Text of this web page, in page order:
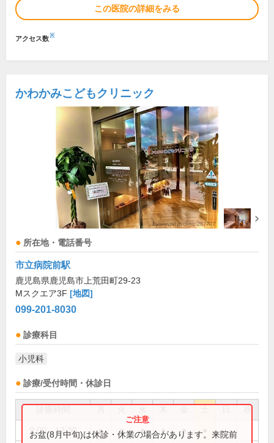
この医院の詳細をみる
アクセス数※
かわかみこどもクリニック
所在地・電話番号
市立病院前駅
鹿児島県鹿児島市上荒田町29-23
Mスクエア3F [地図]
099-201-8030
診療科目
小児科
診療/受付時間・休診日
祝
9:00～12:30 ● ● ● ● ●
お盆(8月中旬)は休診・休業の場合があります。来院前